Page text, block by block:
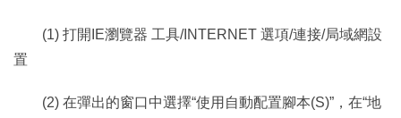
(1) 打開IE瀏覽器 工具/INTERNET 選項/連接/局域網設
置
(2) 在彈出的窗口中選擇“使用自動配置腳本(S)”，在“地